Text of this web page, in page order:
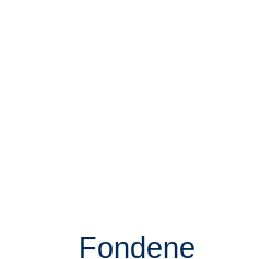
Fondene